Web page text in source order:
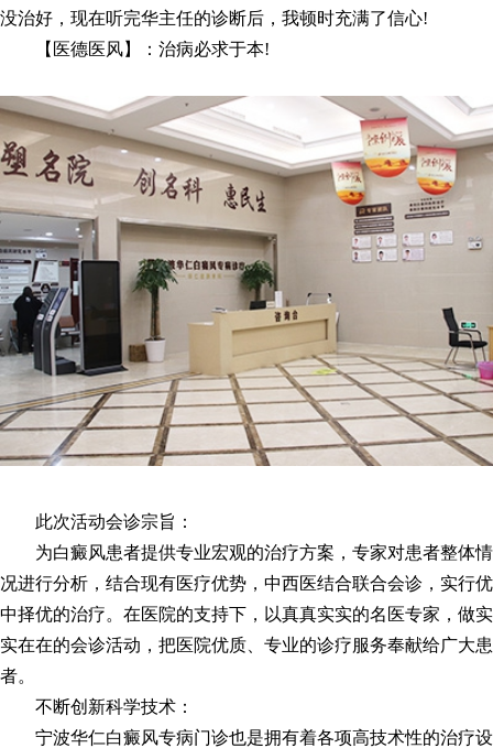
没治好，现在听完华主任的诊断后，我顿时充满了信心!
【医德医风】：治病必求于本!
此次活动会诊宗旨：
为白癜风患者提供专业宏观的治疗方案，专家对患者整体情
况进行分析，结合现有医疗优势，中西医结合联合会诊，实行优
中择优的治疗。在医院的支持下，以真真实实的名医专家，做实
实在在的会诊活动，把医院优质、专业的诊疗服务奉献给广大患
者。
不断创新科学技术：
宁波华仁白癜风专病门诊也是拥有着各项高技术性的治疗设